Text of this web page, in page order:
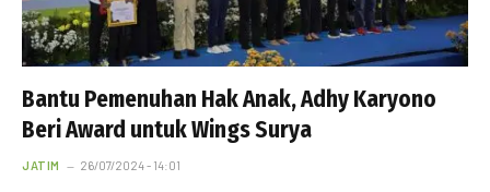
Bantu Pemenuhan Hak Anak, Adhy Karyono
Beri Award untuk Wings Surya
JATIM 26/07/2024 - 14:01